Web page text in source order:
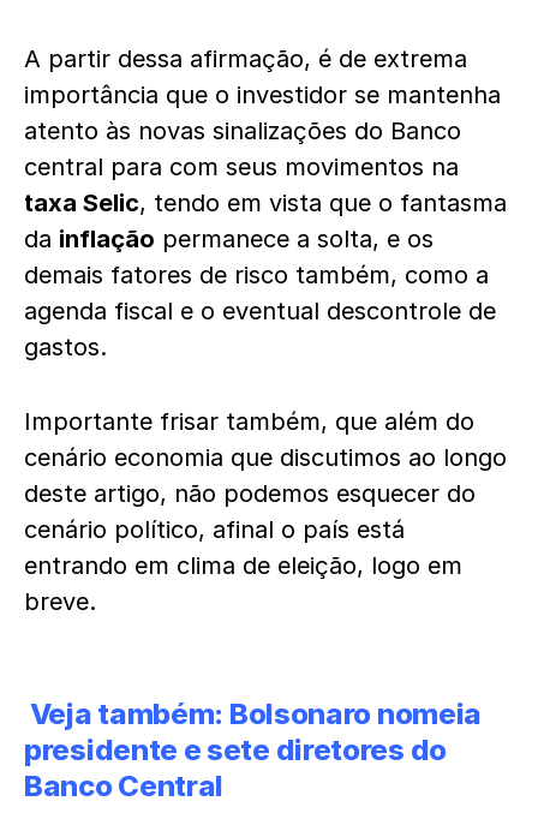
A partir dessa afirmação, é de extrema
importância que o investidor se mantenha
atento às novas sinalizações do Banco
central para com seus movimentos na
taxa Selic, tendo em vista que o fantasma
da inflação permanece a solta, e os
demais fatores de risco também, como a
agenda fiscal e o eventual descontrole de
gastos.
Importante frisar também, que além do
cenário economia que discutimos ao longo
deste artigo, não podemos esquecer do
cenário político, afinal o país está
entrando em clima de eleição, logo em
breve.
Veja também: Bolsonaro nomeia
presidente e sete diretores do
Banco Central